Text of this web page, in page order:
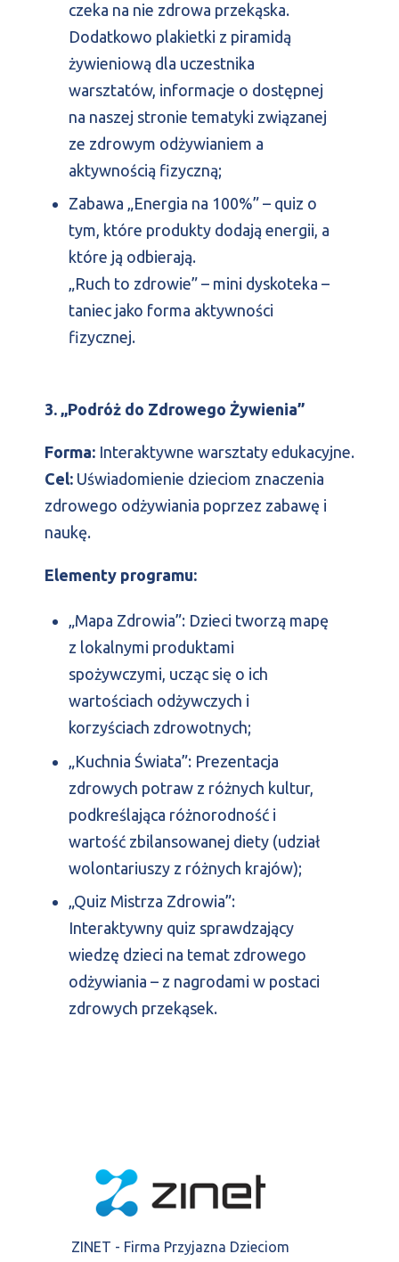
czeka na nie zdrowa przekąska.
Dodatkowo plakietki z piramidą
żywieniową dla uczestnika
warsztatów, informacje o dostępnej
na naszej stronie tematyki związanej
ze zdrowym odżywianiem a
aktywnością fizyczną;
Zabawa „Energia na 100%” – quiz o
tym, które produkty dodają energii, a
które ją odbierają.
„Ruch to zdrowie” – mini dyskoteka –
taniec jako forma aktywności
fizycznej.
3. „Podróż do Zdrowego Żywienia”
Forma: Interaktywne warsztaty edukacyjne.
Cel: Uświadomienie dzieciom znaczenia
zdrowego odżywiania poprzez zabawę i
naukę.
Elementy programu:
„Mapa Zdrowia”: Dzieci tworzą mapę
z lokalnymi produktami
spożywczymi, ucząc się o ich
wartościach odżywczych i
korzyściach zdrowotnych;
„Kuchnia Świata”: Prezentacja
zdrowych potraw z różnych kultur,
podkreślająca różnorodność i
wartość zbilansowanej diety (udział
wolontariuszy z różnych krajów);
„Quiz Mistrza Zdrowia”:
Interaktywny quiz sprawdzający
wiedzę dzieci na temat zdrowego
odżywiania – z nagrodami w postaci
zdrowych przekąsek.
ZINET - Firma Przyjazna Dzieciom